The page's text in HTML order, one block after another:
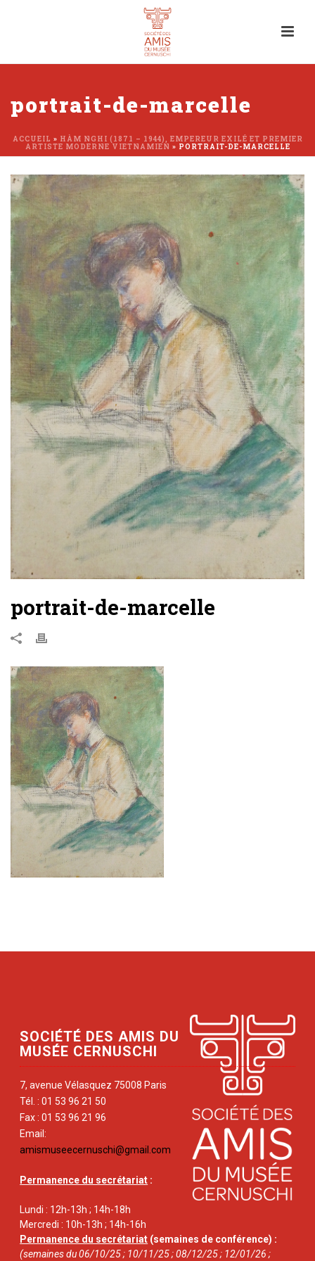
portrait-de-marcelle
ACCUEIL » HÀM NGHI (1871 – 1944), EMPEREUR EXILÉ ET PREMIER
ARTISTE MODERNE VIETNAMIEN » PORTRAIT-DE-MARCELLE
portrait-de-marcelle
SOCIÉTÉ DES AMIS DU
MUSÉE CERNUSCHI
7, avenue Vélasquez 75008 Paris
Tél. : 01 53 96 21 50
Fax : 01 53 96 21 96
Email:
amismuseecernuschi@gmail.com
Permanence du secrétariat :
Lundi : 12h-13h ; 14h-18h
Mercredi : 10h-13h ; 14h-16h
Permanence du secrétariat (semaines de conférence) :
(semaines du 06/10/25 ; 10/11/25 ; 08/12/25 ; 12/01/26 ;